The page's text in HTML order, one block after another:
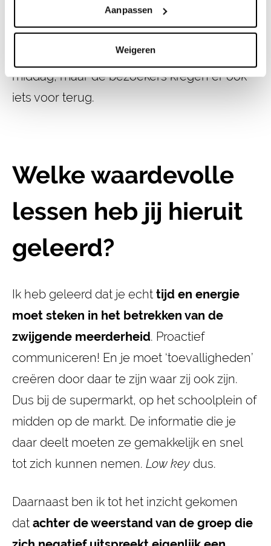
Aanpassen
Weigeren
spelletjes. Natuurlijk vroegen we bezoekers
om hun mening en input te geven en was
dat voor ons het belangrijkste doel van de
middag, maar de bezoekers kregen er ook
iets voor terug.
Welke waardevolle
lessen heb jij hieruit
geleerd?
Ik heb geleerd dat je echt tijd en energie
moet steken in het betrekken van de
zwijgende meerderheid. Proactief
communiceren! En je moet ‘toevalligheden’
creëren door daar te zijn waar zij ook zijn.
Dus bij de supermarkt, op het schoolplein of
midden op de markt. De informatie die je
daar deelt moeten ze gemakkelijk en snel
tot zich kunnen nemen. Low key dus.
Daarnaast ben ik tot het inzicht gekomen
dat achter de weerstand van de groep die